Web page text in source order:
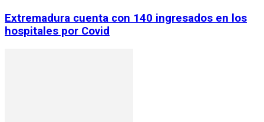
Extremadura cuenta con 140 ingresados en los
hospitales por Covid